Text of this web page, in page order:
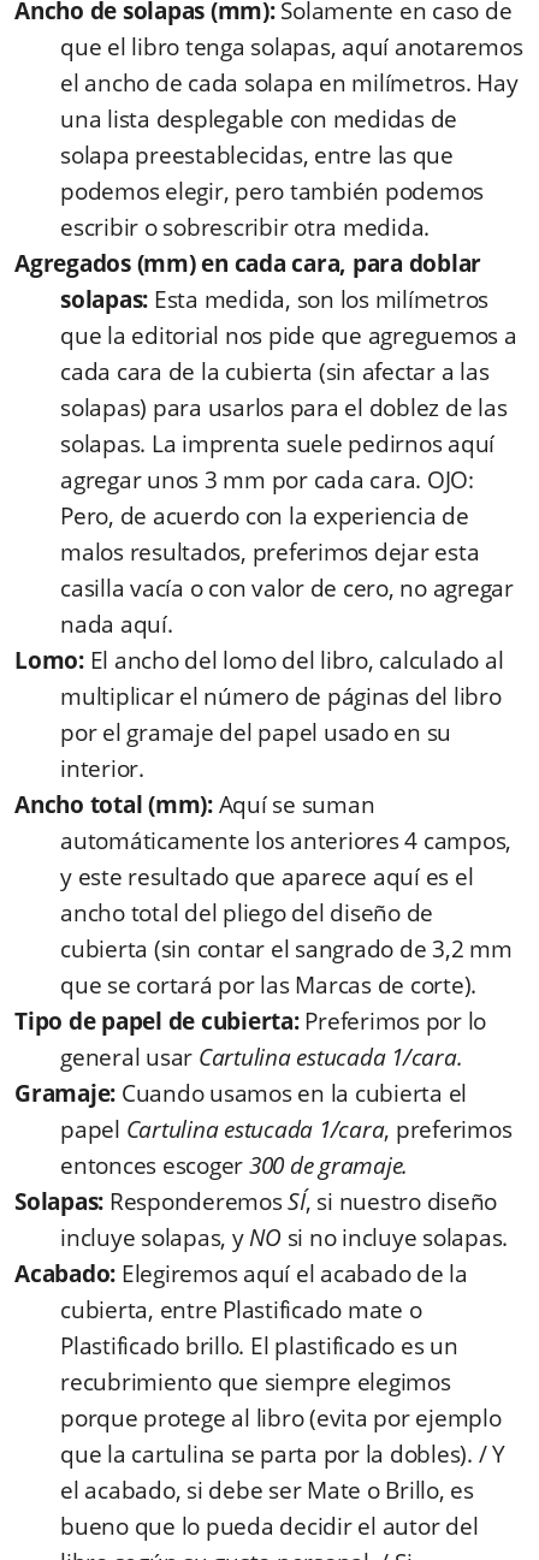
Ancho de solapas (mm):Solamente en caso de
que el libro tenga solapas, aquí anotaremos
el ancho de cada solapa en milímetros. Hay
una lista desplegable con medidas de
solapa preestablecidas, entre las que
podemos elegir, pero también podemos
escribir o sobrescribir otra medida.
Agregados (mm) en cada cara, para doblar
solapas: Esta medida, son los milímetros
que la editorial nos pide que agreguemos a
cada cara de la cubierta (sin afectar a las
solapas) para usarlos para el doblez de las
solapas. La imprenta suele pedirnos aquí
agregar unos 3 mm por cada cara. OJO:
Pero, de acuerdo con la experiencia de
malos resultados, preferimos dejar esta
casilla vacía o con valor de cero, no agregar
nada aquí.
Lomo:El ancho del lomo del libro, calculado al
multiplicar el número de páginas del libro
por el gramaje del papel usado en su
interior.
Ancho total (mm):Aquí se suman
automáticamente los anteriores 4 campos,
y este resultado que aparece aquí es el
ancho total del pliego del diseño de
cubierta (sin contar el sangrado de 3,2 mm
que se cortará por las Marcas de corte).
Tipo de papel de cubierta:Preferimos por lo
general usar Cartulina estucada 1/cara.
Gramaje: Cuando usamos en la cubierta el
papel Cartulina estucada 1/cara, preferimos
entonces escoger300 de gramaje.
Solapas: ResponderemosSÍ, si nuestro diseño
incluye solapas, yNO si no incluye solapas.
Acabado: Elegiremos aquí el acabado de la
cubierta, entre Plastificado mate o
Plastificado brillo. El plastificado es un
recubrimiento que siempre elegimos
porque protege al libro (evita por ejemplo
que la cartulina se parta por la dobles). / Y
el acabado, si debe ser Mate o Brillo, es
bueno que lo pueda decidir el autor del